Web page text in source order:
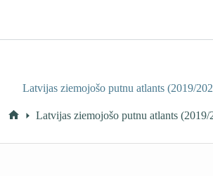
Latvijas ziemojošo putnu atlants (2019/
Latvijas ziemojošo putnu atlants